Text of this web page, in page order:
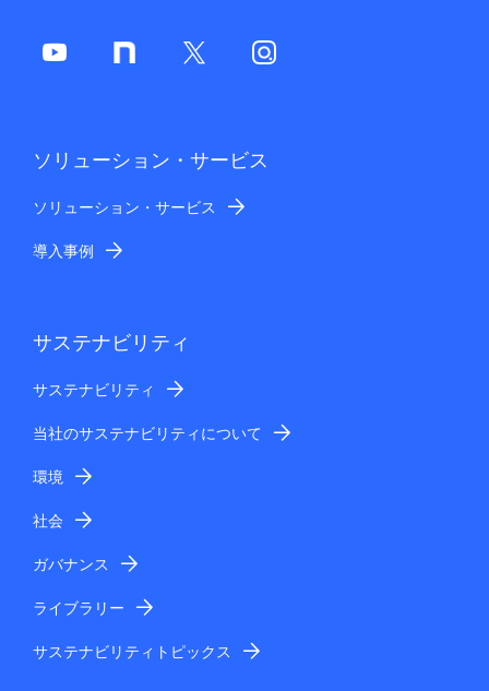
ソリューション・サービス
ソリューション・サービス
導入事例
サステナビリティ
サステナビリティ
当社のサステナビリティについて
環境
社会
ガバナンス
ライブラリー
サステナビリティトピックス